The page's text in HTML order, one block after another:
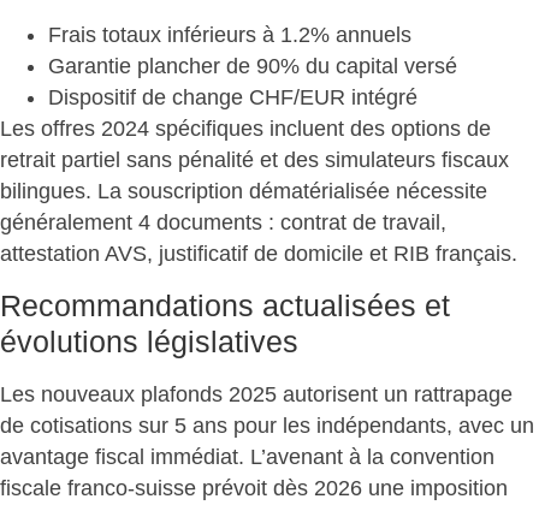
Frais totaux inférieurs à 1.2% annuels
Garantie plancher de 90% du capital versé
Dispositif de change CHF/EUR intégré
Les offres 2024 spécifiques incluent des options de
retrait partiel sans pénalité et des simulateurs fiscaux
bilingues. La souscription dématérialisée nécessite
généralement 4 documents : contrat de travail,
attestation AVS, justificatif de domicile et RIB français.
Recommandations actualisées et
évolutions législatives
Les nouveaux plafonds 2025 autorisent un rattrapage
de cotisations sur 5 ans pour les indépendants, avec un
avantage fiscal immédiat. L’avenant à la convention
fiscale franco-suisse prévoit dès 2026 une imposition